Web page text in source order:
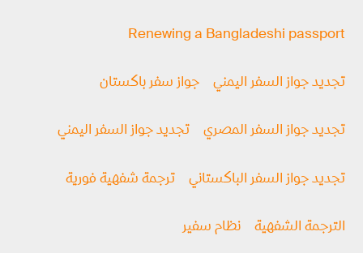
Renewing a Bangladeshi passport
تجديد جواز السفر اليمني جواز سفر باكستان
تجديد جواز السفر المصري تجديد جواز السفر اليمني
تجديد جواز السفر الباكستاني ترجمة شفهية فورية
الترجمة الشفهية نظام سفير